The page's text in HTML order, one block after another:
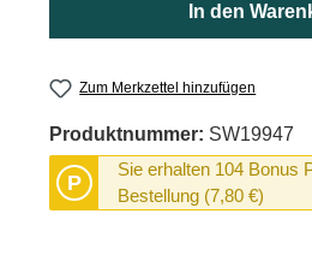
In den
Zum Merkzettel hinzufügen
Produktnummer: SW19947
P
Sie erhalten 104 Bonus
Bestellung (7,80 €)